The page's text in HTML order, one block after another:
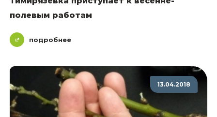
полевым работам
подробнее
13.04.2018